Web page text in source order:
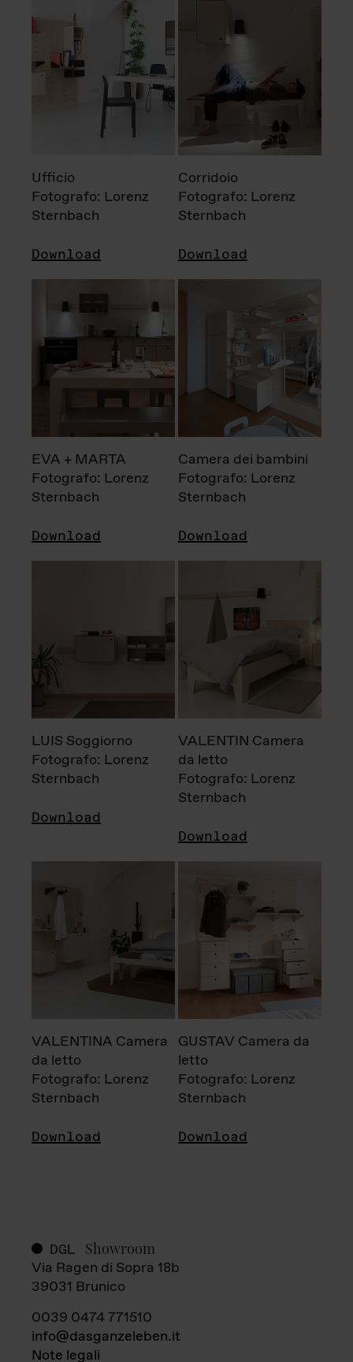
Ufficio
Fotografo: Lorenz
Sternbach
Download
Corridoio
Fotografo: Lorenz
Sternbach
Download
EVA + MARTA
Fotografo: Lorenz
Sternbach
Download
Camera dei bambini
Fotografo: Lorenz
Sternbach
Download
LUIS Soggiorno
Fotografo: Lorenz
Sternbach
Download
VALENTIN Camera
da letto
Fotografo: Lorenz
Sternbach
Download
VALENTINA Camera
da letto
Fotografo: Lorenz
Sternbach
Download
GUSTAV Camera da
letto
Fotografo: Lorenz
Sternbach
Download
DGL Showroom
Via Ragen di Sopra 18b
39031 Brunico
0039 0474 771510
info@dasganzeleben.it
Note legali